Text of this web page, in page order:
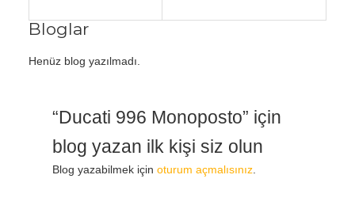
Bloglar
Henüz blog yazılmadı.
“Ducati 996 Monoposto” için
blog yazan ilk kişi siz olun
Blog yazabilmek için oturum açmalısınız.